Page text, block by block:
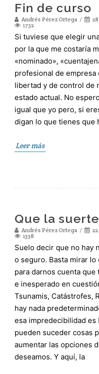
Fin de curso
Andrés Pérez Ortega
1732
Si tuviese que elegir
por la que me costaría
«nominado»,
profesional de empresa
libertad y de control de
estado actual. No
igual que yo pero, si
digan lo que tienes que
Leer más
Que la
Andrés Pérez Ortega
1338
Suelo decir que no hay
o seguro. Basta mirar
para darnos cuenta
e inesperado en
Tsunamis, Catástrofes,
hay nada
esa impredecibilidad es
pueden suceder cosas
aumentar las opciones
deseamos. Y aquí, la